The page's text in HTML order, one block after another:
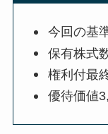
今回の基
保有株式
権利付最
優待価値